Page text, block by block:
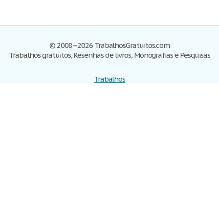
© 2008–2026 TrabalhosGratuitos.com
Trabalhos gratuitos, Resenhas de livros, Monografias e Pesquisas
Trabalhos